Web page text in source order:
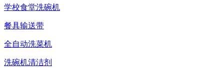
学校食堂洗碗机
餐具输送带
全自动洗菜机
洗碗机清洁剂